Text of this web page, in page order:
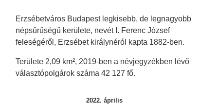
n
n
e
w
w
i
o
w
)
n
e
w
w
i
n
w
)
e
w
w
n
d
e
w
w
i
n
d
)
Erzsébetváros Budapest legkisebb, de legnagyobb
népsűrűségű kerülete, nevét I. Ferenc József
feleségéről, Erzsébet királynéról kapta 1882-ben.
Területe 2,09 km², 2019-ben a névjegyzékben lévő
választópolgárok száma 42 127 fő.
2022. április